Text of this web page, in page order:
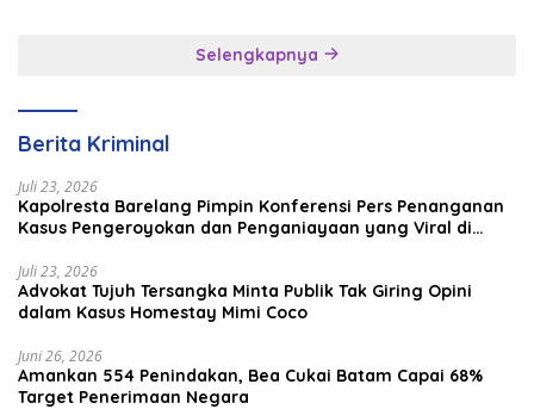
Selengkapnya
Berita Kriminal
Juli 23, 2026
Kapolresta Barelang Pimpin Konferensi Pers Penanganan
Kasus Pengeroyokan dan Penganiayaan yang Viral di
Juli 23, 2026
Advokat Tujuh Tersangka Minta Publik Tak Giring Opini
dalam Kasus Homestay Mimi Coco
Juni 26, 2026
Amankan 554 Penindakan, Bea Cukai Batam Capai 68%
Target Penerimaan Negara